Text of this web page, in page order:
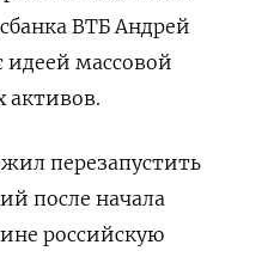
ВТБ Андрей
массовой
активов.
перезапустить
после начала
российскую